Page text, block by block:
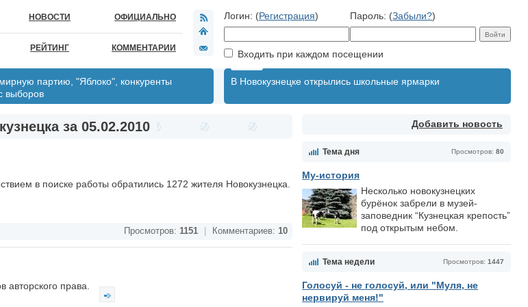
НОВОСТИ ОФИЦИАЛЬНО
РЕЙТИНГ КОММЕНТАРИИ
Логин: (Регистрация) Пароль: (Забыли?)
Входить при каждом посещении
партию, "Яблоко", конкуренты
выборов
В Новокузнецке открылись школьные ярмарки
Добавить новость
Просмотров: 80
Тема дня
Му-история
Несколько новокузнецких
бурёнок забрели в музей-
заповедник “Кузнецкая крепость”
под открытым небом.
Просмотров: 1447
Тема недели
Голосуй - не голосуй, или "Муля, не
нервируй меня!"
за 05.02.2010
в поиске работы обратились 1272 жителя Новокузнецка.
Просмотров: 1151 Комментариев: 10
права.